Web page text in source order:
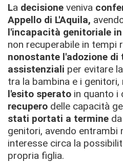
La decisione veniva
Appello di L'Aquila,
l'incapacità genitoriale
non recuperabile in tempi
nonostante l'adozione
assistenziali per evitare
tra la bambina e i genitori,
l'esito sperato in quanto i
recupero delle capacità
stati portati a termine
genitori, avendo
interesse circa la
propria figlia.